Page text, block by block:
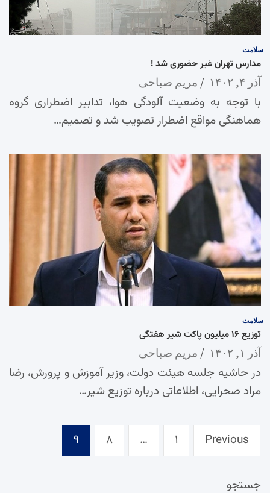
سلامت
مدارس تهران غیر حضوری شد !
آذر ۴, ۱۴۰۲ مریم صباحی
با توجه به وضعیت آلودگی هوا، تدابیر اضطراری گروه
هماهنگی مواقع اضطرار تصویب شد و تصمیم…
سلامت
توزیع ۱۶ میلیون پاکت شیر هفتگی
آذر ۱, ۱۴۰۲ مریم صباحی
در حاشیه جلسه هیئت دولت، وزیر آموزش و پرورش، رضا
مراد صحرایی، اطلاعاتی درباره توزیع شیر…
Posts
pagination
Previous ۱ … ۸ ۹
جستجو